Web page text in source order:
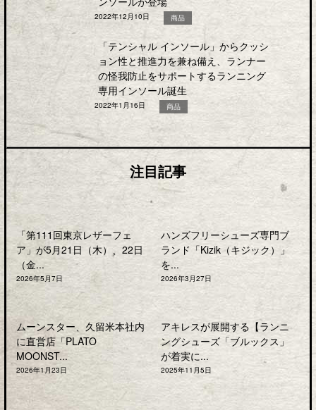
2022年12月10日 商品
「テンシャル インソール」からクッシ
ョン性と推進力を兼ね備え、ランナー
の怪我防止をサポートするランニング
専用インソール誕生
2022年1月16日 商品
注目記事
「第111回東京レザーフェ
ア」が5月21日（木）、22日
（金...
2026年5月7日
ハンズフリーシューズ専門ブ
ランド「Kizik（キジック）」
を...
2026年3月27日
ムーンスター、久留米本社内
に直営店「PLATO
MOONST...
2026年1月23日
アキレスが展開する【ランニ
ングシューズ「ブルックス」
が着実に...
2025年11月5日